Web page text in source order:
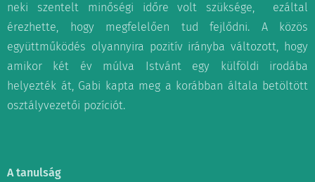
neki szentelt minőségi időre volt szüksége, ezáltal
érezhette, hogy megfelelően tud fejlődni. A közös
együttműködés olyannyira pozitív irányba változott, hogy
amikor két év múlva Istvánt egy külföldi irodába
helyezték át, Gabi kapta meg a korábban általa betöltött
osztályvezetői pozíciót.
A tanulság